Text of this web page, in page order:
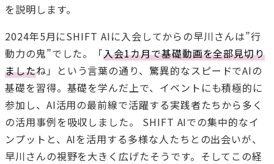
を説明します。
2024年5月にSHIFT AIに入会してからの早川さんは”行
動力の鬼”でした。「入会1カ月で基礎動画を全部見切り
ましたね」という言葉の通り、驚異的なスピードでAIの
基礎を習得。基礎を学んだ上で、イベントにも積極的に
参加し、AI活用の最前線で活躍する実践者たちから多く
の活用事例を吸収しました。 SHIFT AIでの集中的なイ
ンプットと、AIを活用する多様な人たちとの出会いが、
早川さんの視野を大きく広げたそうです。そしてこの経